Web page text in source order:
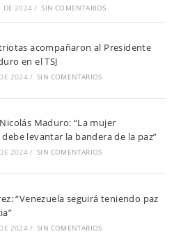
DE 2024 / SIN COMENTARIOS
acompañaron al Presidente
en el TSJ
2024 / SIN COMENTARIOS
Maduro: “La mujer
levantar la bandera de la paz”
2024 / SIN COMENTARIOS
“Venezuela seguirá teniendo paz
2024 / SIN COMENTARIOS